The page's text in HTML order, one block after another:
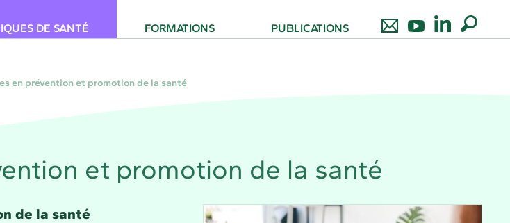
DE SANTÉ FORMATIONS PUBLICATIONS
en prévention et promotion de la santé
et promotion de la santé
de la santé